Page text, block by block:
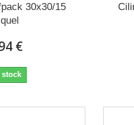
30x30/15
€
stock